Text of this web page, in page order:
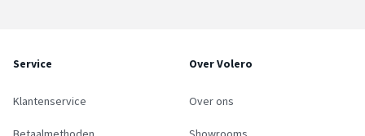
Service
Klantenservice
Over Volero
Over ons